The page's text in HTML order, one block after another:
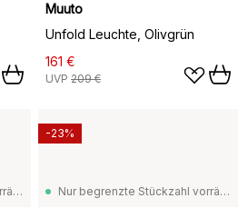
Muuto
Unfold Leuchte, Olivgrün
161 €
UVP 209 €
Nur begrenzte Stückzahl vorrätig Nur begrenzte Stückzahl vorrätig
-23%